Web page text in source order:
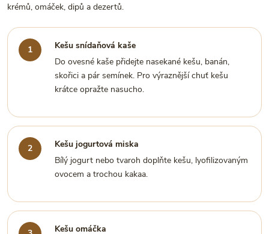
krémů, omáček, dipů a dezertů.
Kešu snídaňová kaše
Do ovesné kaše přidejte nasekané kešu, banán,
skořici a pár semínek. Pro výraznější chuť kešu
krátce opražte nasucho.
Kešu jogurtová miska
Bílý jogurt nebo tvaroh doplňte kešu, lyofilizovaným
ovocem a trochou kakaa.
Kešu omáčka